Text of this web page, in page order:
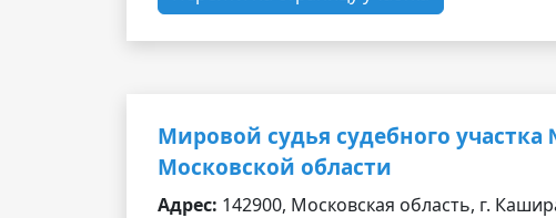
Мировой судья судебного
Московской области
Адрес: 142900, Московская область, г.